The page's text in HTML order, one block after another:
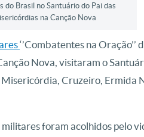
do Brasil no Santuário do Pai das
na Canção Nova
‘’Combatentes na Oração’’
Nova, visitaram o
Cruzeiro, Ermida
foram acolhidos pelo